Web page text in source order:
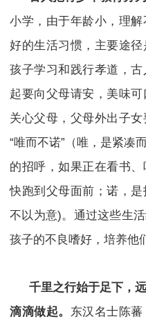
小学，由于年龄小，理
好的生活习惯，主要途
孩子学习和践行孝道，
起要向父母请安，美味
关心父母，父母外出子
“唯而不诺”（唯，是紧凑
的招呼，如果正在看书
快跑到父母面前；诺，是
不以为意)。通过这些生
孩子的不良嗜好，培养他
千里之行始于足下，
滴滴做起。 东汉名士陈